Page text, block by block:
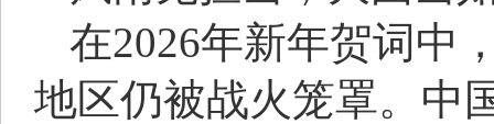
在2026年新年贺词中
地区仍被战火笼罩。中